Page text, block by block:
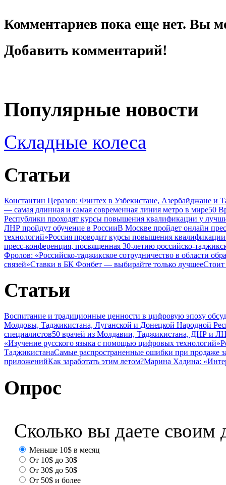
Комментариев пока еще нет. Вы
Добавить комментарий!
Популярные новости
Складные колеса
Статьи
Константин Церазов: Финтех в Узбекистане, Азербайджане
— самая длинная и самая современная линия метро в мире50
Республики проходят курсы повышения квалификации у
ЛНР пройдут обучение в РоссииВ Москве пройдет онлайн
технологий»Россия проводит курсы повышения квалификации
пресс-конференция, посвященная 30-летию российско-
Фролов: «Российско-таджикское сотрудничество в области
связей»Ставки в БК Фонбет — выбирайте только лучшееСтоит
Статьи
Воспитание и традиционные ценности в цифровую эпоху
Молдовы, Таджикистана, Луганской и Донецкой Народной
специалистов50 врачей из Молдавии, Таджикистана, ДНР и
«Изучение русского языка с помощью цифровых технологий»
ТаджикистанаСамые распространенные ошибки при продаже
приложенийКак заработать этим летом?Марина Хадина:
Опрос
Сколько вы даете своим
Меньше 10$ в месяц
От 10$ до 30$
От 30$ до 50$
От 50$ и более